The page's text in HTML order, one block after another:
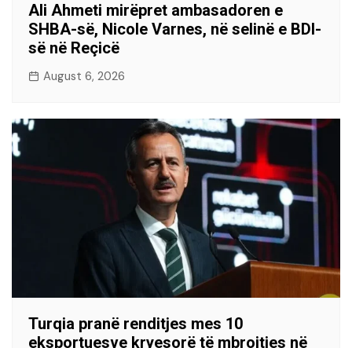
Ali Ahmeti mirëpret ambasadoren e
SHBA-së, Nicole Varnes, në selinë e BDI-
së në Reçicë
August 6, 2026
Turqia pranë renditjes mes 10
eksportuesve kryesorë të mbrojtjes në